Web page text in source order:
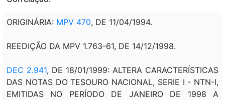
ORIGINÁRIA: MPV 470, DE 11/04/1994.
REEDIÇÃO DA MPV 1.763-61, DE 14/12/1998.
DEC 2.941, DE 18/01/1999: ALTERA CARACTERÍSTICAS
DAS NOTAS DO TESOURO NACIONAL, SERIE I - NTN-I,
EMITIDAS NO PERÍODO DE JANEIRO DE 1998 A